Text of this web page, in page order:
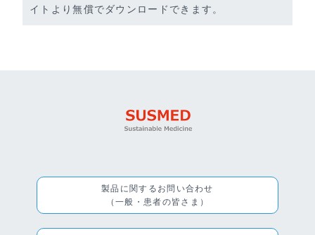
イトより無償でダウンロードできます。
製品に関するお問い合わせ
（一般・患者の皆さま）